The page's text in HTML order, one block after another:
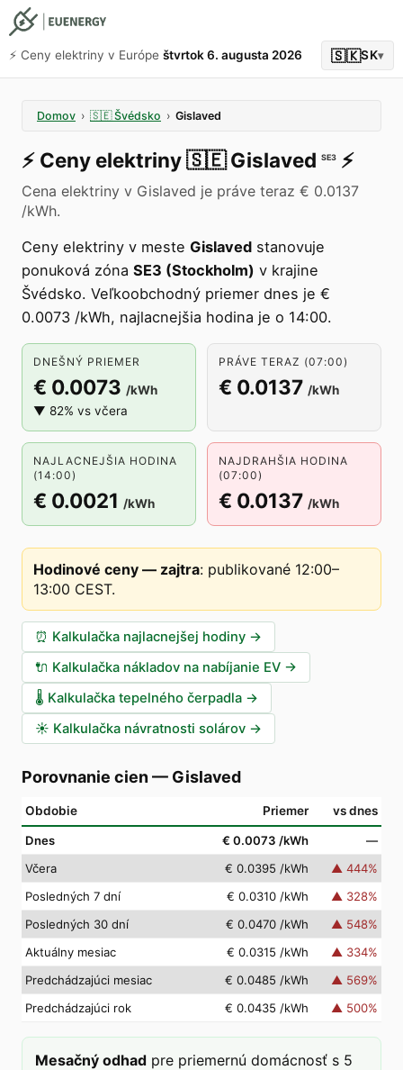
⚡️ Ceny elektriny v Európe štvrtok 6. augusta 2026 🇸🇰SK▾
Domov › 🇸🇪 Švédsko › Gislaved
⚡️ Ceny elektriny🇸🇪 Gislaved SE3 ⚡️
Cena elektriny v Gislaved je práve teraz € 0.0137
/kWh.
Ceny elektriny v meste Gislaved stanovuje
ponuková zóna SE3 (Stockholm) v krajine
Švédsko. Veľkoobchodný priemer dnes je €
0.0073 /kWh, najlacnejšia hodina je o 14:00.
DNEŠNÝ PRIEMER
€ 0.0073 /kWh
▼ 82% vs včera
PRÁVE TERAZ (07:00)
€ 0.0137 /kWh
NAJLACNEJŠIA HODINA
(14:00)
€ 0.0021 /kWh
NAJDRAHŠIA HODINA
(07:00)
€ 0.0137 /kWh
Hodinové ceny — zajtra: publikované 12:00–
13:00 CEST.
⏰ Kalkulačka najlacnejšej hodiny →
🔌 Kalkulačka nákladov na nabíjanie EV →
🌡️ Kalkulačka tepelného čerpadla →
☀️ Kalkulačka návratnosti solárov →
Porovnanie cien — Gislaved
Obdobie Priemer vs dnes
Dnes € 0.0073 /kWh
—
Včera
€ 0.0395 /kWh ▲ 444%
Posledných 7 dní
€ 0.0310 /kWh ▲ 328%
Posledných 30 dní
€ 0.0470 /kWh ▲ 548%
Aktuálny mesiac
€ 0.0315 /kWh ▲ 334%
Predchádzajúci mesiac
€ 0.0485 /kWh ▲ 569%
Predchádzajúci rok
€ 0.0435 /kWh ▲ 500%
Mesačný odhad pre priemernú domácnosť s 5